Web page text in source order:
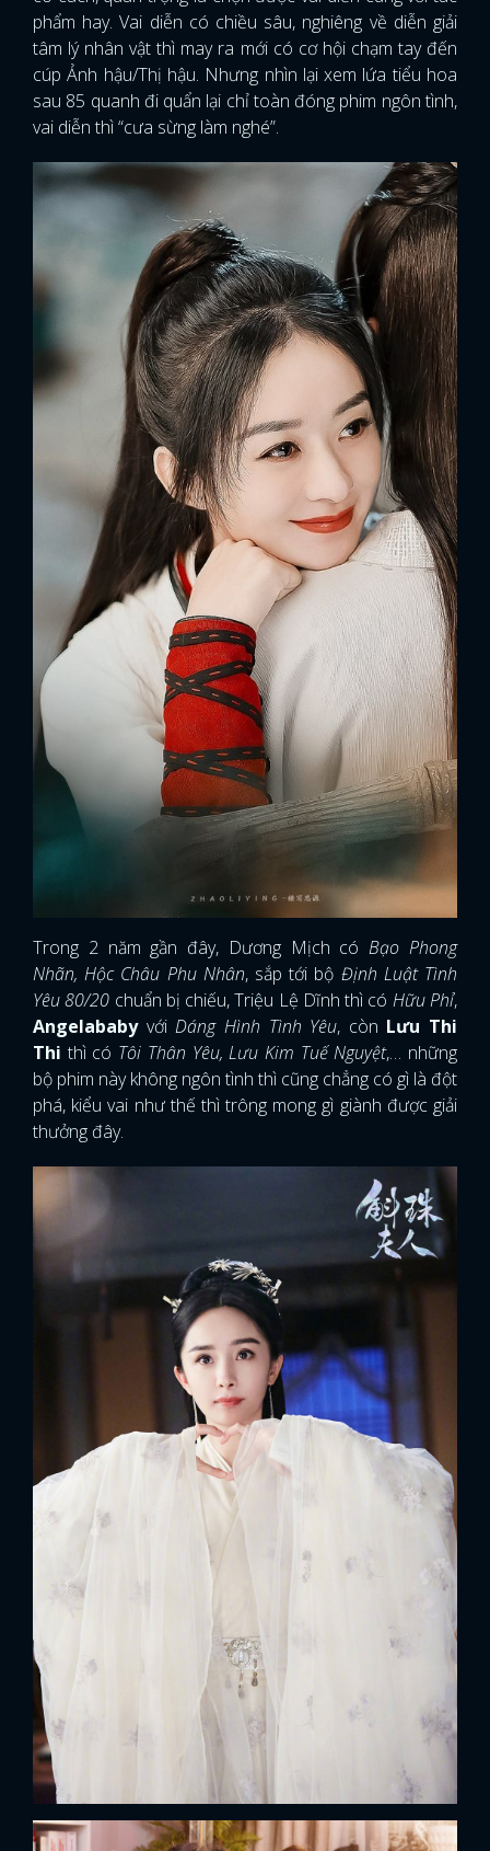
phẩm hay. Vai diễn có chiều sâu, nghiêng về diễn giải
tâm lý nhân vật thì may ra mới có cơ hội chạm tay đến
cúp Ảnh hậu/Thị hậu. Nhưng nhìn lại xem lứa tiểu hoa
sau 85 quanh đi quẩn lại chỉ toàn đóng phim ngôn tình,
vai diễn thì “cưa sừng làm nghé”.
Trong 2 năm gần đây, Dương Mịch có Bạo Phong
Nhãn, Hộc Châu Phu Nhân, sắp tới bộ Định Luật Tình
Yêu 80/20 chuẩn bị chiếu, Triệu Lệ Dĩnh thì có Hữu Phỉ,
Angelababy vớiDáng Hình Tình Yêu, còn Lưu Thi
Thi thì có Tôi Thân Yêu, Lưu Kim Tuế Nguyệt,… những
bộ phim này không ngôn tình thì cũng chẳng có gì là đột
phá, kiểu vai như thế thì trông mong gì giành được giải
thưởng đây.